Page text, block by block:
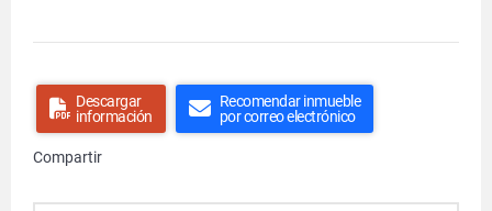
Descargar
información
Recomendar inmueble
por correo electrónico
Compartir